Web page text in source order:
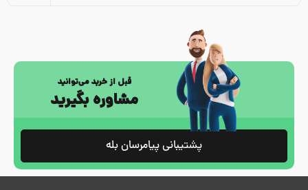
قبل از خرید می‌توانید
مشاوره بگیرید
پشتیبانی پیامرسان بله